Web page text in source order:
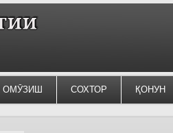
ОМӮЗИШ СОХТОР ҚОНУН